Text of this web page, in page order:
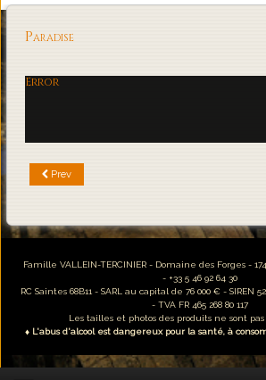
Loading...
Paradise
Error
Prev
Famille VALLEIN-TERCINIER - Domaine des Forges -
- +33 5 46 92 64 30
RC Saintes 68B11 - SARL au capital de 76 000 € - SIREN
- TVA FR 465 268 80 117
Les tailles et photos des produits ne sont
♦ L'abus d'alcool est dangereux pour la santé, à